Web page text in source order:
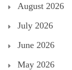
August 2026
July 2026
June 2026
May 2026